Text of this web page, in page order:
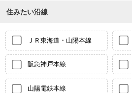
住みたい沿線
ＪＲ東海道・山陽本線
阪急神戸本線
山陽電鉄本線